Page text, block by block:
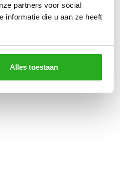
partners voor social
informatie die u aan ze heeft
Alles toestaan